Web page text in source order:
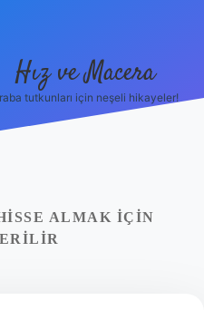
Hız ve Macera
tutkunları için neşeli hikayeler!
ALMAK IÇIN